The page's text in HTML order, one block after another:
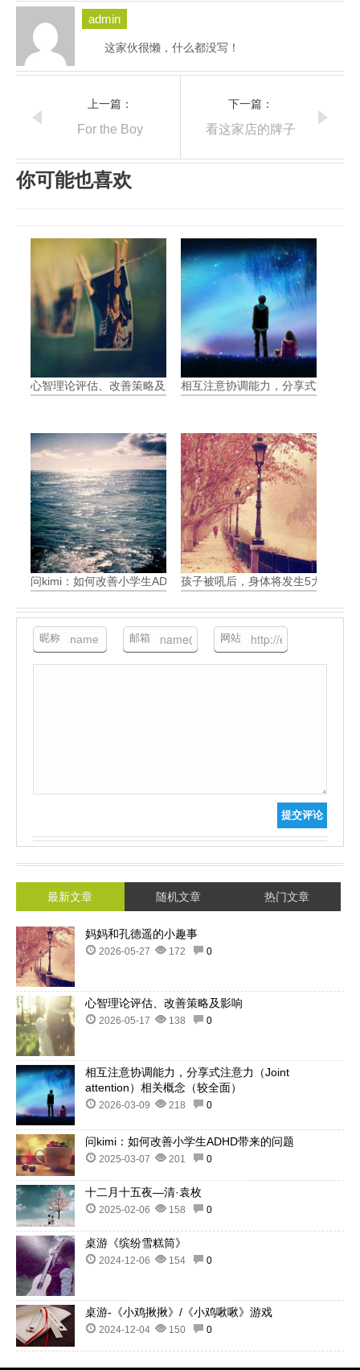
admin
这家伙很懒，什么都没写！
上一篇：
For the Boy
下一篇：
看这家店的牌子
你可能也喜欢
心智理论评估、改善策略及影响相互注意协调能力，分享式注意力
问kimi：如何改善小学生ADHD带来的问题孩子被吼后，身体将发生5大可怕
昵称 邮箱 网站
提交评论
最新文章 随机文章 热门文章
妈妈和孔德遥的小趣事
2026-05-27 172 0
心智理论评估、改善策略及影响
2026-05-17 138 0
相互注意协调能力，分享式注意力（Joint
attention）相关概念（较全面）
2026-03-09 218 0
问kimi：如何改善小学生ADHD带来的问题
2025-03-07 201 0
十二月十五夜—清·袁枚
2025-02-06 158 0
桌游《缤纷雪糕筒》
2024-12-06 154 0
桌游-《小鸡揪揪》/《小鸡啾啾》游戏
2024-12-04 150 0